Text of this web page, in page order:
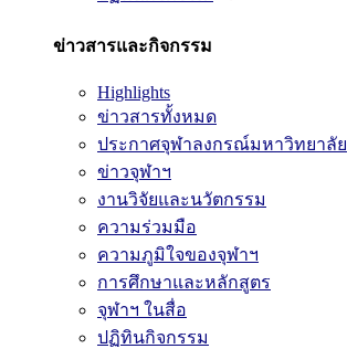
ข่าวสารและกิจกรรม
Highlights
ข่าวสารทั้งหมด
ประกาศจุฬาลงกรณ์มหาวิทยาลัย
ข่าวจุฬาฯ
งานวิจัยและนวัตกรรม
ความร่วมมือ
ความภูมิใจของจุฬาฯ
การศึกษาและหลักสูตร
จุฬาฯ ในสื่อ
ปฏิทินกิจกรรม